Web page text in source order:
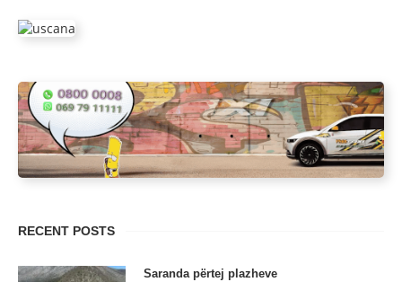
RECENT POSTS
Saranda përtej plazheve